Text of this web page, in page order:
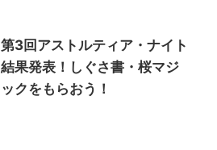
第3回アストルティア・ナイト
結果発表！しぐさ書・桜マジ
ックをもらおう！